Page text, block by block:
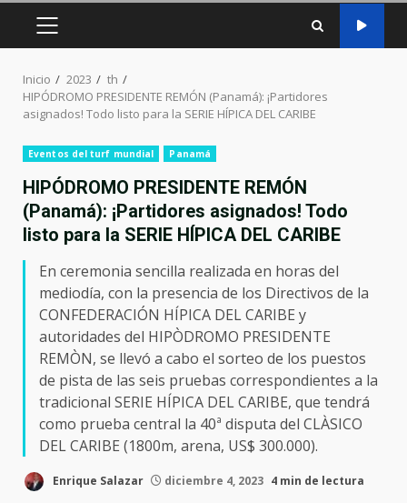
MENÚ
Inicio 2023
th
HIPÓDROMO PRESIDENTE REMÓN (Panamá): ¡Partidores
asignados! Todo listo para la SERIE HÍPICA DEL CARIBE
Eventos del turf mundial Panamá
HIPÓDROMO PRESIDENTE REMÓN
(Panamá): ¡Partidores asignados! Todo
listo para la SERIE HÍPICA DEL CARIBE
En ceremonia sencilla realizada en horas del
mediodía, con la presencia de los Directivos de la
CONFEDERACIÓN HÍPICA DEL CARIBE y
autoridades del HIPÒDROMO PRESIDENTE
REMÒN, se llevó a cabo el sorteo de los puestos
de pista de las seis pruebas correspondientes a la
tradicional SERIE HÍPICA DEL CARIBE, que tendrá
como prueba central la 40ª disputa del CLÀSICO
DEL CARIBE (1800m, arena, US$ 300.000).
Enrique Salazar diciembre 4, 2023 4 min de lectura